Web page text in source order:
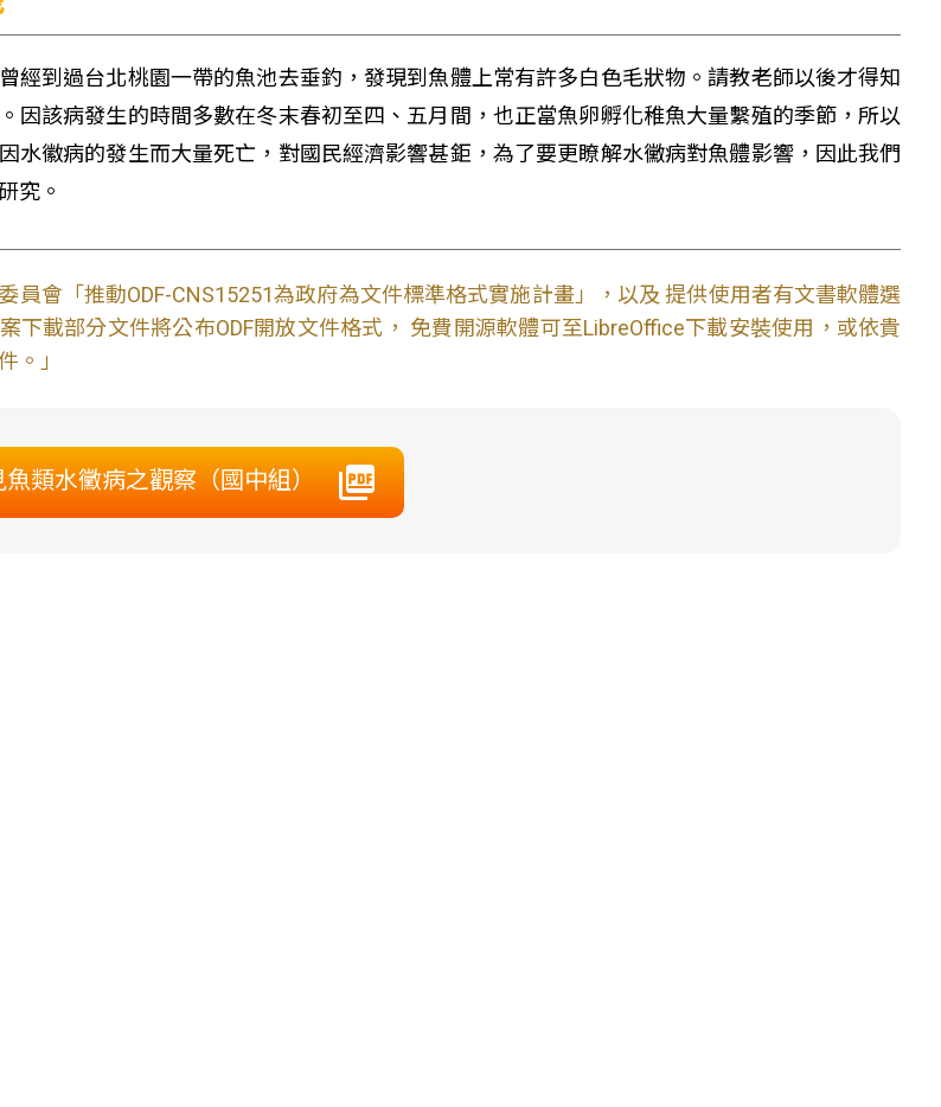
經到過台北桃園一帶的魚池去垂釣，發現到魚體上常有許多白色毛狀物。請教老師以後才得知
因該病發生的時間多數在冬末春初至四、五月間，也正當魚卵孵化稚魚大量繫殖的季節，所以
水徽病的發生而大量死亡，對國民經濟影響甚鉅，為了要更瞭解水黴病對魚體影響，因此我們
究。
員會「推動ODF-CNS15251為政府為文件標準格式實施計畫」，以及 提供使用者有文書軟體選
下載部分文件將公布ODF開放文件格式， 免費開源軟體可至LibreOffice下載安裝使用，或依貴
。」
類水黴病之觀察（國中組）